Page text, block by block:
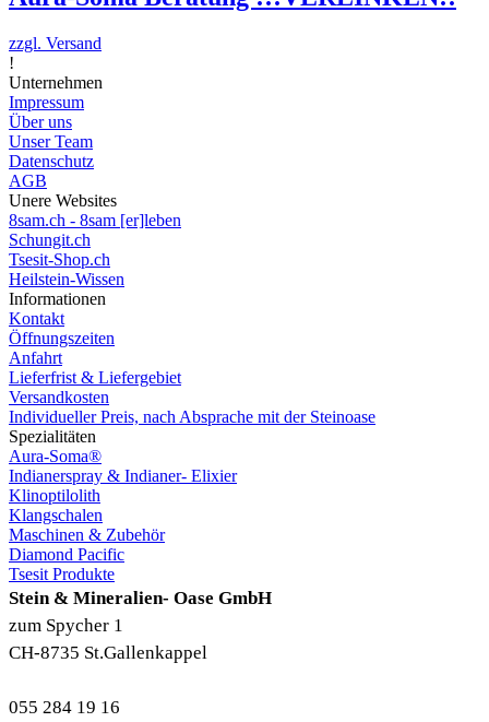
zzgl. Versand
!
Unternehmen
Impressum
Über uns
Unser Team
Datenschutz
AGB
Unere Websites
8sam.ch - 8sam [er]leben
Schungit.ch
Tsesit-Shop.ch
Heilstein-Wissen
Informationen
Kontakt
Öffnungszeiten
Anfahrt
Lieferfrist & Liefergebiet
Versandkosten
Individueller Preis, nach Absprache mit der Steinoase
Spezialitäten
Aura-Soma®
Indianerspray & Indianer- Elixier
Klinoptilolith
Klangschalen
Maschinen & Zubehör
Diamond Pacific
Tsesit Produkte
Stein & Mineralien- Oase GmbH
zum Spycher 1
CH-8735 St.Gallenkappel
055 284 19 16